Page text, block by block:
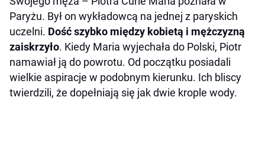
Paryżu. Był on wykładowcą na jednej z paryskich
uczelni. Dość szybko między kobietą i mężczyzną
zaiskrzyło. Kiedy Maria wyjechała do Polski, Piotr
namawiał ją do powrotu. Od początku posiadali
wielkie aspiracje w podobnym kierunku. Ich bliscy
twierdzili, że dopełniają się jak dwie krople wody.